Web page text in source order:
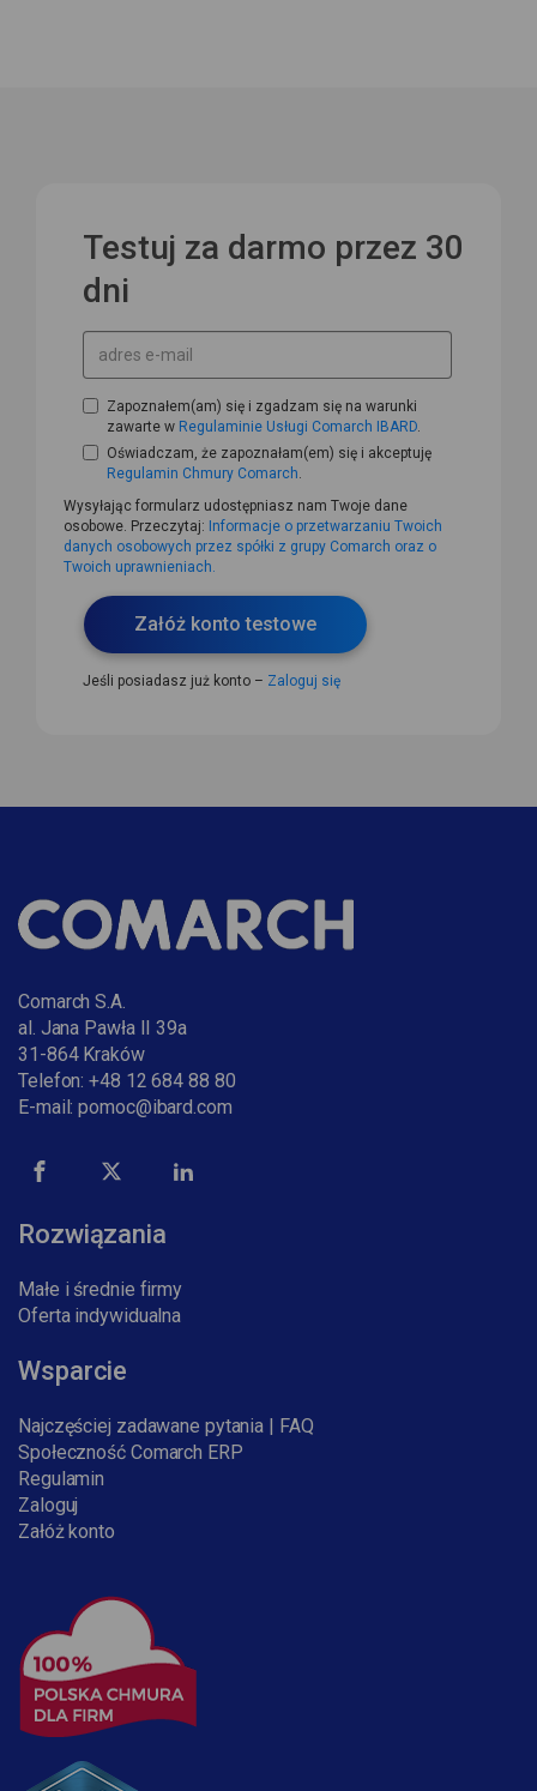
Comarch S.A.
al. Jana Pawła II 39a
31-864 Kraków
Telefon:+48 12 684 88 80
E-mail:pomoc@ibard.com
Rozwiązania
Małe i średnie firmy
Oferta indywidualna
Wsparcie
Najczęściej zadawane pytania | FAQ
Społeczność Comarch ERP
Regulamin
Zaloguj
Załóż konto